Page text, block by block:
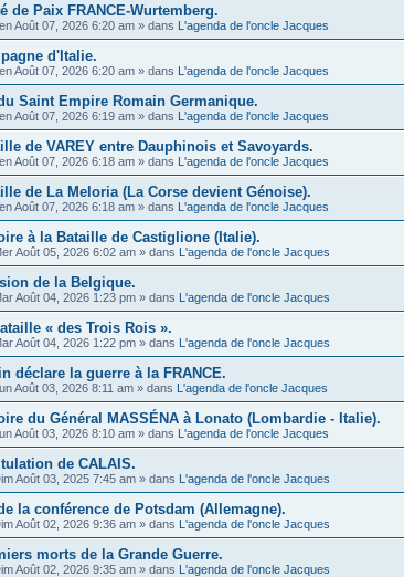
de Paix FRANCE-Wurtemberg.
Août 07, 2026 6:20 am » dans L'agenda de l'oncle Jacques
d'Italie.
Août 07, 2026 6:20 am » dans L'agenda de l'oncle Jacques
Saint Empire Romain Germanique.
Août 07, 2026 6:19 am » dans L'agenda de l'oncle Jacques
de VAREY entre Dauphinois et Savoyards.
Août 07, 2026 6:18 am » dans L'agenda de l'oncle Jacques
de La Meloria (La Corse devient Génoise).
Août 07, 2026 6:18 am » dans L'agenda de l'oncle Jacques
à la Bataille de Castiglione (Italie).
Août 05, 2026 6:02 am » dans L'agenda de l'oncle Jacques
de la Belgique.
Août 04, 2026 1:23 pm » dans L'agenda de l'oncle Jacques
« des Trois Rois ».
Août 04, 2026 1:22 pm » dans L'agenda de l'oncle Jacques
déclare la guerre à la FRANCE.
Août 03, 2026 8:11 am » dans L'agenda de l'oncle Jacques
du Général MASSÉNA à Lonato (Lombardie - Italie).
Août 03, 2026 8:10 am » dans L'agenda de l'oncle Jacques
de CALAIS.
Août 03, 2025 7:45 am » dans L'agenda de l'oncle Jacques
la conférence de Potsdam (Allemagne).
Août 02, 2026 9:36 am » dans L'agenda de l'oncle Jacques
morts de la Grande Guerre.
Août 02, 2026 9:35 am » dans L'agenda de l'oncle Jacques